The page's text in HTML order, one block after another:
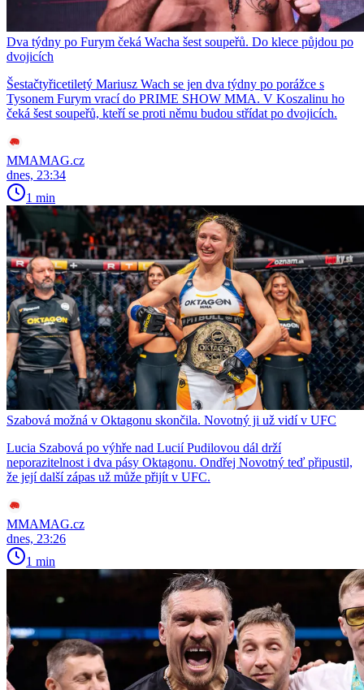
Dva týdny po Furym čeká Wacha šest soupeřů. Do klece půjdou po
dvojicích
Šestačtyřicetiletý Mariusz Wach se jen dva týdny po porážce s
Tysonem Furym vrací do PRIME SHOW MMA. V Koszalinu ho
čeká šest soupeřů, kteří se proti němu budou střídat po dvojicích.
MMAMAG.cz
dnes, 23:34
1 min
Szabová možná v Oktagonu skončila. Novotný ji už vidí v UFC
Lucia Szabová po výhře nad Lucií Pudilovou dál drží
neporazitelnost i dva pásy Oktagonu. Ondřej Novotný teď připustil,
že její další zápas už může přijít v UFC.
MMAMAG.cz
dnes, 23:26
1 min